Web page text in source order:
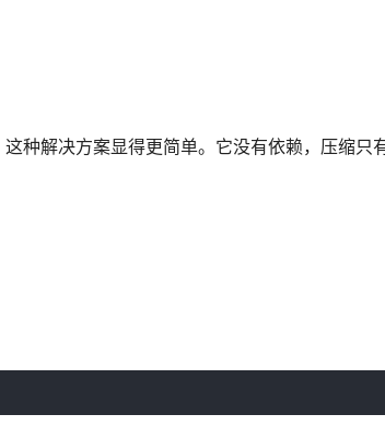
种解决方案显得更简单。它没有依赖，压缩只